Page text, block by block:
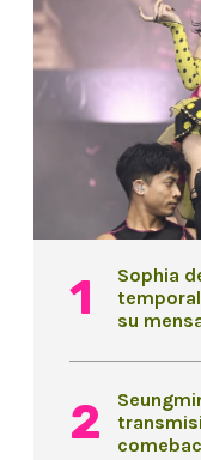
Sophia
su